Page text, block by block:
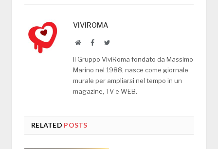
VIVIROMA
WebsiteFacebookTwitter
Il Gruppo ViviRoma fondato da Massimo
Marino nel 1988, nasce come giornale
murale per ampliarsi nel tempo in un
magazine, TV e WEB.
RELATED POSTS